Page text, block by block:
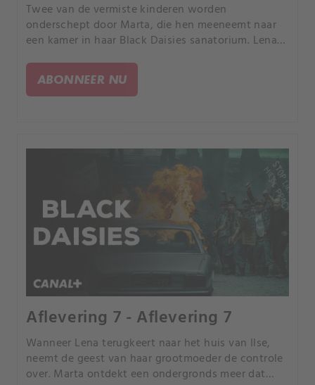
Twee van de vermiste kinderen worden
onderschept door Marta, die hen meeneemt naar
een kamer in haar Black Daisies sanatorium. Lena
sanatorium te komen, waar ze informatie vindt
over de experimenten die de nazi's tijdens de
van Walbrzych als proefkonijnen te gebruiken.
ABONNEER NU
Aflevering 7 - Aflevering 7
Wanneer Lena terugkeert naar het huis van Ilse,
neemt de geest van haar grootmoeder de controle
over. Marta ontdekt een ondergronds meer dat